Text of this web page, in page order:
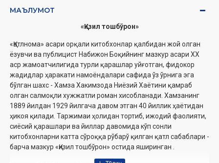
МАЪЛУМОТ
«Қизил тошбўрон»
«Қатлнома» асари орқали китобхонлар қалбидан жой олган
ёзувчи ва публицист Набижон Боқийнинг мазкур асари ХХ
аср жамоатчилигида турли қарашлар уйғотган, фидокор
жадидлар ҳаракати намоёндалари сафида ўз ўрнига эга
бўлган шахс - Хамза Хакимзода Ниёзий Хаётини қамраб
олган салмоқли хужжатли роман хисобланади. Хамзанинг
1889 йилдан 1929 йилгача давом этган 40 йиллик ҳаётидан
ҳикоя қилади. Таржимаи ҳолидан тортиб, ижодий фаолияти,
сиёсий қарашлари ва йиллар давомида кўп сонли
китобхонларни катта сўроққа рўбарў қилган қатл сабаблари -
барча мазкур «Қизил тошбўрон» остида яширинган .